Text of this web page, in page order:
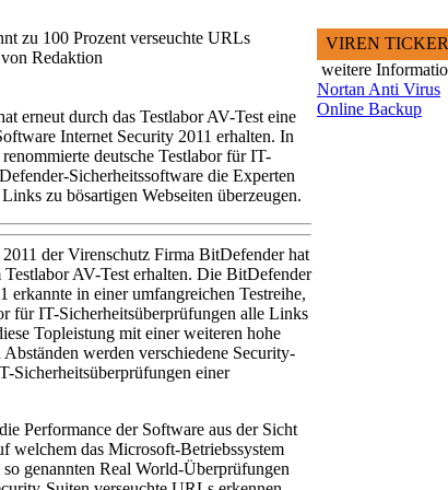
zu 100 Prozent verseuchte URLs
Redaktion
erneut durch das Testlabor AV-Test eine
Internet Security 2011 erhalten. In
deutsche Testlabor für IT-
Sicherheitssoftware die Experten
zu bösartigen Webseiten überzeugen.
der Virenschutz Firma BitDefender hat
AV-Test erhalten. Die BitDefender
in einer umfangreichen Testreihe,
für IT-Sicherheitsüberprüfungen alle Links
Topleistung mit einer weiteren hohe
werden verschiedene Security-
Sicherheitsüberprüfungen einer
Performance der Software aus der Sicht
welchem das Microsoft-Betriebssystem
genannten Real World-Überprüfungen
VIREN TICKER
weitere
Nortan Anti Virus
Online Backup